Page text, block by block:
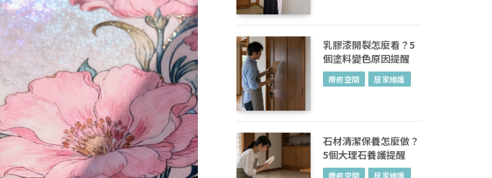
乳膠漆開裂怎麼看？5
個塗料變色原因提醒
療癒空間 居家維護
石材清潔保養怎麼做？
5個大理石養護提醒
療癒空間 居家維護